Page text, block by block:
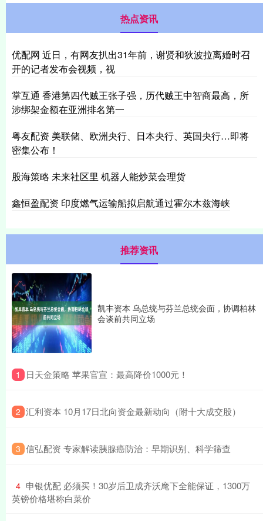
热点资讯
优配网 近日，有网友扒出31年前，谢贤和狄波拉离婚时召
开的记者发布会视频，视
掌互通 香港第四代贼王张子强，历代贼王中智商最高，所
涉绑架金额在亚洲排名第一
粤友配资 美联储、欧洲央行、日本央行、英国央行…即将
密集公布！
股海策略 未来社区里 机器人能炒菜会理货
鑫恒盈配资 印度燃气运输船拟启航通过霍尔木兹海峡
推荐资讯
凯丰资本 乌总统与芬兰总统会面，协调柏林
会谈前共同立场
1 ​日天金策略 苹果官宣：最高降价1000元！
2 ​汇利资本 10月17日北向资金最新动向（附十大成交股）
3 ​信弘配资 专家解读胰腺癌防治：早期识别、科学筛查
4 ​申银优配 必须买！30岁后卫成齐沃麾下全能保证，1300万
英镑价格堪称白菜价